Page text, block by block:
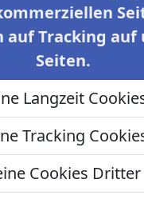
auf Tracking auf
Seiten.
Langzeit
Tracking
Cookies Dritter